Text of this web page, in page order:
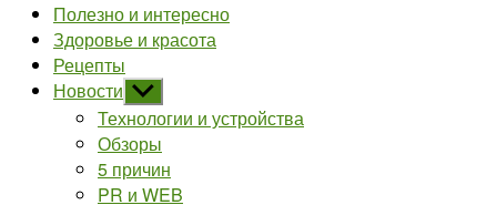
Полезно и интересно
Здоровье и красота
Рецепты
Новости Показывать
подменю
Технологии и устройства
Обзоры
5 причин
PR и WEB